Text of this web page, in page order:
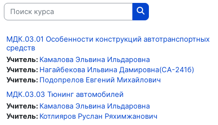
Поиск курса
Поиск курса
МДК.03.01 Особенности конструкций автотранспортных
средств
Учитель: Камалова Эльвина Ильдаровна
Учитель: Нагайбекова Ильвина Дамировна(СА-241б)
Учитель: Подопрелов Евгений Михайлович
МДК.03.03 Тюнинг автомобилей
Учитель: Камалова Эльвина Ильдаровна
Учитель: Котлияров Руслан Ряхимжанович